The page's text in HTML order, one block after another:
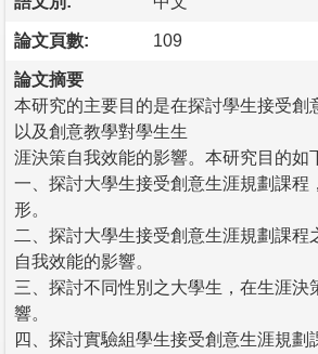
論文頁數: 109
論文摘要
本研究的主要目的是在探討學生接受創
以及創意教學對學生生
涯決策自我效能的影響。本研究目的如
一、探討大學生接受創意生涯規劃課程
形。
二、探討大學生接受創意生涯規劃課程
自我效能的影響。
三、探討不同性別之大學生，在生涯決
響。
四、探討實驗組學生接受創意生涯規劃